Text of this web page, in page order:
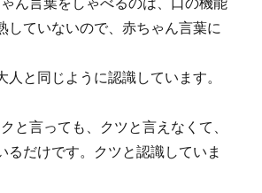
していないので、赤ちゃん言葉に
人と同じように認識しています。
と言っても、クツと言えなくて、
るだけです。クツと認識していま